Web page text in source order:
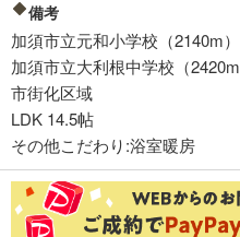
備考
加須市立元和小学校（2140m）
加須市立大利根中学校（2420m
市街化区域
LDK 14.5帖
その他こだわり:浴室暖房